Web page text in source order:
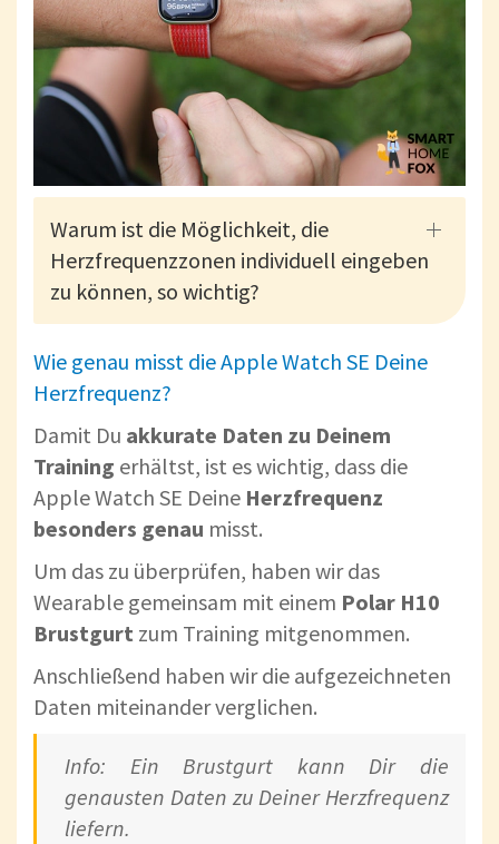
Warum ist die Möglichkeit, die
Herzfrequenzzonen individuell eingeben
zu können, so wichtig?
Wie genau misst die Apple Watch SE Deine
Herzfrequenz?
Damit Du akkurate Daten zu Deinem
Training erhältst, ist es wichtig, dass die
Apple Watch SE Deine Herzfrequenz
besonders genau misst.
Um das zu überprüfen, haben wir das
Wearable gemeinsam mit einem Polar H10
Brustgurt zum Training mitgenommen.
Anschließend haben wir die aufgezeichneten
Daten miteinander verglichen.
Info: Ein Brustgurt kann Dir die
genausten Daten zu Deiner Herzfrequenz
liefern.